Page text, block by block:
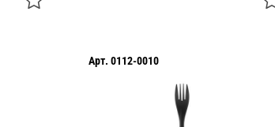
Арт.0112-0010